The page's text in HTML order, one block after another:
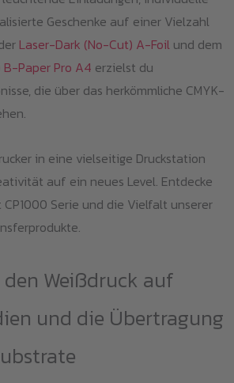
Geschenke auf einer Vielzahl
Laser-Dark (No-Cut) A-Foilund dem
Paper Pro A4 erzielst du
die über das herkömmliche CMYK-
in eine vielseitige Druckstation
auf ein neues Level. Entdecke
Serie und die Vielfalt unserer
Weißdruck auf
und die Übertragung